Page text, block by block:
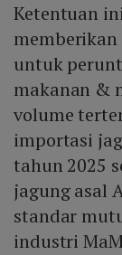
Ketentuan
memberikan
untuk
makanan &
volume
importasi
tahun 2025
jagung asal
standar
industri